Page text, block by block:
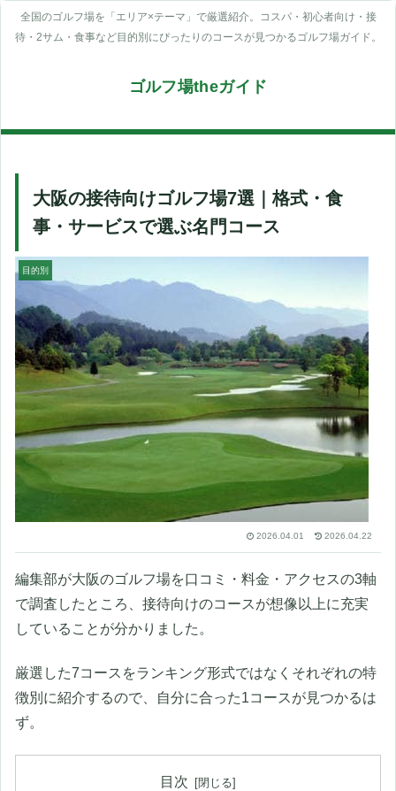
全国のゴルフ場を「エリア×テーマ」で厳選紹介。コスパ・初心者向け・接
待・2サム・食事など目的別にぴったりのコースが見つかるゴルフ場ガイド。
ゴルフ場theガイド
大阪の接待向けゴルフ場7選｜格式・食
事・サービスで選ぶ名門コース
目的別
2026.04.01 2026.04.22
編集部が大阪のゴルフ場を口コミ・料金・アクセスの3軸
で調査したところ、接待向けのコースが想像以上に充実
していることが分かりました。
厳選した7コースをランキング形式ではなくそれぞれの特
徴別に紹介するので、自分に合った1コースが見つかるは
ず。
目次